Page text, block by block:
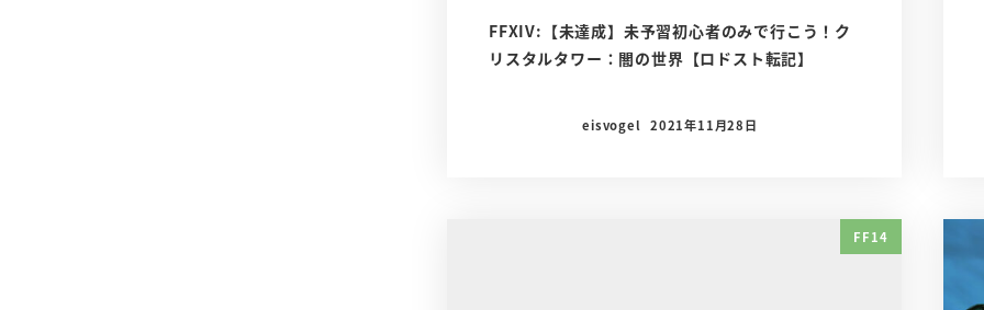
FFXIV:【未達成】未予習初心者のみで行こう！ク
リスタルタワー：闇の世界【ロドスト転記】
eisvogel 2021年11月28日
FF14